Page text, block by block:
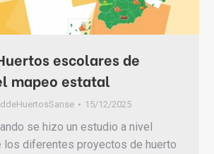
escolares de
mapeo estatal
15/12/2025
se hizo un estudio a nivel
los diferentes proyectos de huerto